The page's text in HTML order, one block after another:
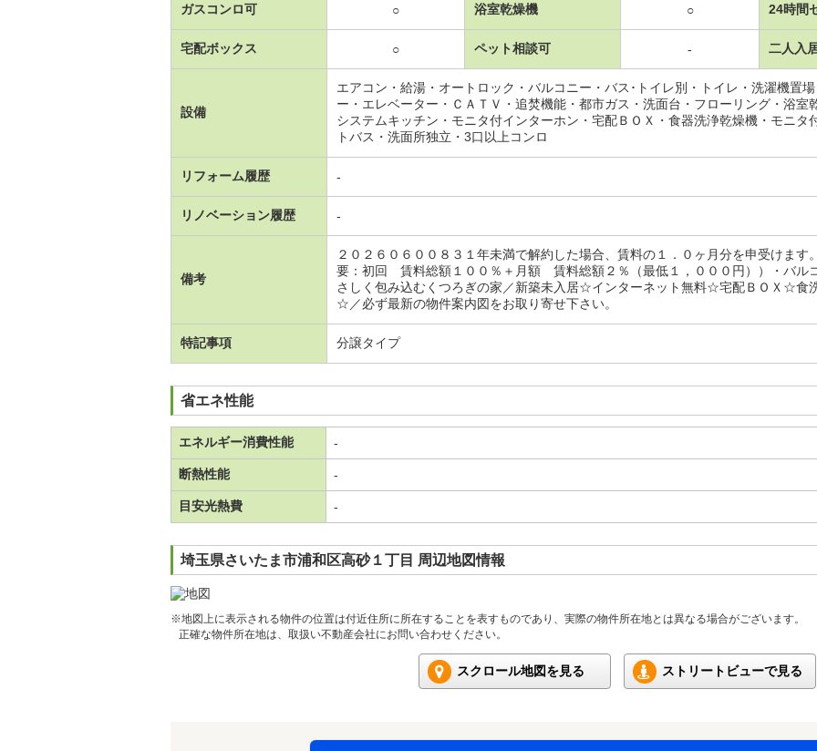
ガスコンロ可 ○ 浴室乾燥機 ○ 24時間
宅配ボックス ○ ペット相談可 - 二人入
設備
エアコン・給湯・オートロック・バルコニー・バス･トイレ別・トイレ・洗濯機置
ー・エレベーター・ＣＡＴＶ・追焚機能・都市ガス・洗面台・フローリング・浴室
システムキッチン・モニタ付インターホン・宅配ＢＯＸ・食器洗浄乾燥機・モニタ
トバス・洗面所独立・3口以上コンロ
リフォーム履歴 -
リノベーション履歴 -
備考
２０２６０６００８３１年未満で解約した場合、賃料の１．０ヶ月分を申受けま
要：初回 賃料総額１００％＋月額 賃料総額２％（最低１，０００円））・バル
さしく包み込むくつろぎの家／新築未入居☆インターネット無料☆宅配ＢＯＸ☆食
☆／必ず最新の物件案内図をお取り寄せ下さい。
特記事項 分譲タイプ
省エネ性能
エネルギー消費性能 -
断熱性能 -
目安光熱費 -
埼玉県さいたま市浦和区高砂１丁目 周辺地図情報
※地図上に表示される物件の位置は付近住所に所在することを表すものであり、実際の物件所在地とは異なる場合がございます。
正確な物件所在地は、取扱い不動産会社にお問い合わせください。
スクロール地図を見る ストリートビューで見る